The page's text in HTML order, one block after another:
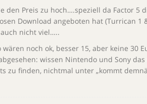
den Preis zu hoch….speziell da Factor 5
Download angeboten hat (Turrican 1
nicht viel…..
wären noch ok, besser 15, aber keine 30
wissen Nintendo und Sony
zu finden, nichtmal unter „kommt